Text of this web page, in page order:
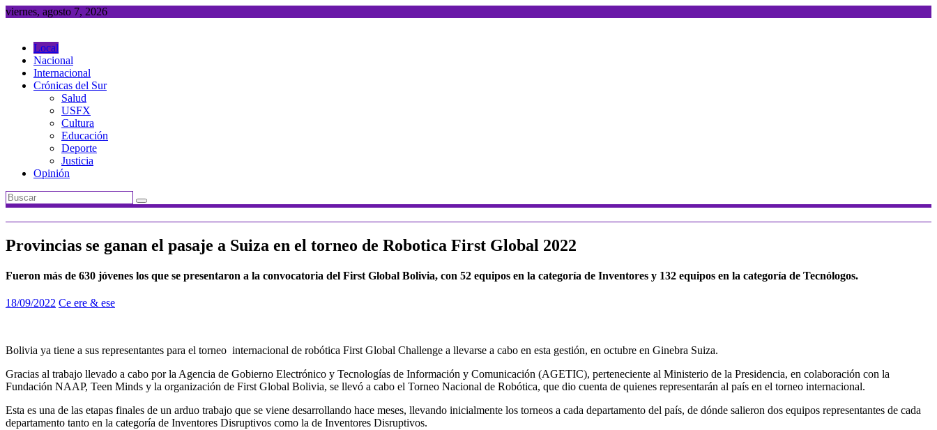
Saltar
viernes, agosto 7, 2026
Local
Nacional
Internacional
Crónicas del Sur
Salud
USFX
Cultura
Educación
Deporte
Justicia
Opinión
Provincias se ganan el pasaje a Suiza en el torneo de Robotica First Global 2022
Fueron más de 630 jóvenes los que se presentaron a la convocatoria del First Global Bolivia, con 52 equipos en la categoría de Inventores y 132 equipos en la categoría de Tecnólogos.
18/09/2022 Ce ere & ese
Bolivia ya tiene a sus representantes para el torneo internacional de robótica First Global Challenge a llevarse a cabo en esta gestión, en octubre en Ginebra Suiza.
Gracias al trabajo llevado a cabo por la Agencia de Gobierno Electrónico y Tecnologías de Información y Comunicación (AGETIC), perteneciente al Ministerio de la Presidencia, en colaboración con la
Fundación NAAP, Teen Minds y la organización de First Global Bolivia, se llevó a cabo el Torneo Nacional de Robótica, que dio cuenta de quienes representarán al país en el torneo internacional.
Esta es una de las etapas finales de un arduo trabajo que se viene desarrollando hace meses, llevando inicialmente los torneos a cada departamento del país, de dónde salieron dos equipos representantes de cada
departamento tanto en la categoría de Inventores Disruptivos como la de Inventores Disruptivos.